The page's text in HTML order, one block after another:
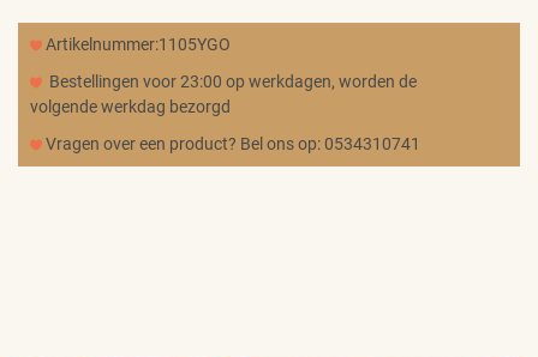
TROUWRINGEN
Artikelnummer:1105YGO
Bestellingen voor 23:00 op werkdagen, worden de
volgende werkdag bezorgd
Vragen over een product? Bel ons op: 0534310741